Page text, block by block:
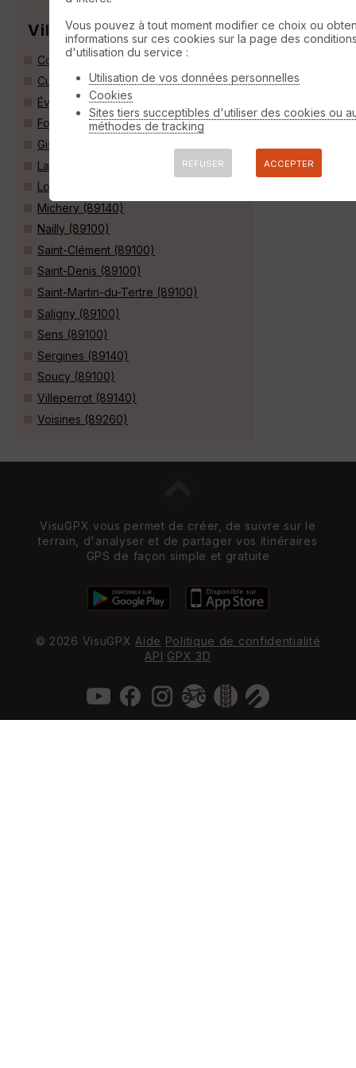
Villes
Courtois-sur-Yonne (89100)
Cuy (89140)
Évry (89140)
Fontaine-la-Gaillarde (89100)
Gisy-les-Nobles (89140)
La Chapelle-sur-Oreuse (89260)
Locmaria-Plouzané (29280)
Michery (89140)
Nailly (89100)
Saint-Clément (89100)
Saint-Denis (89100)
Saint-Martin-du-Tertre (89100)
Saligny (89100)
Sens (89100)
Sergines (89140)
Soucy (89100)
Villeperrot (89140)
Voisines (89260)
VisuGPX vous permet de créer, de suivre sur le
terrain, d'analyser et de partager vos itinéraires
GPS de façon simple et gratuite
© 2026 VisuGPX Aide Politique de confidentialité
API GPX 3D
Vous pouvez à tout moment modifier ce choix ou
informations sur ces cookies sur la page des
d'utilisation du service :
Utilisation de vos données personnelles
Cookies
Sites tiers succeptibles d'utiliser des cookies ou
méthodes de tracking
REFUSER ACCEPTER